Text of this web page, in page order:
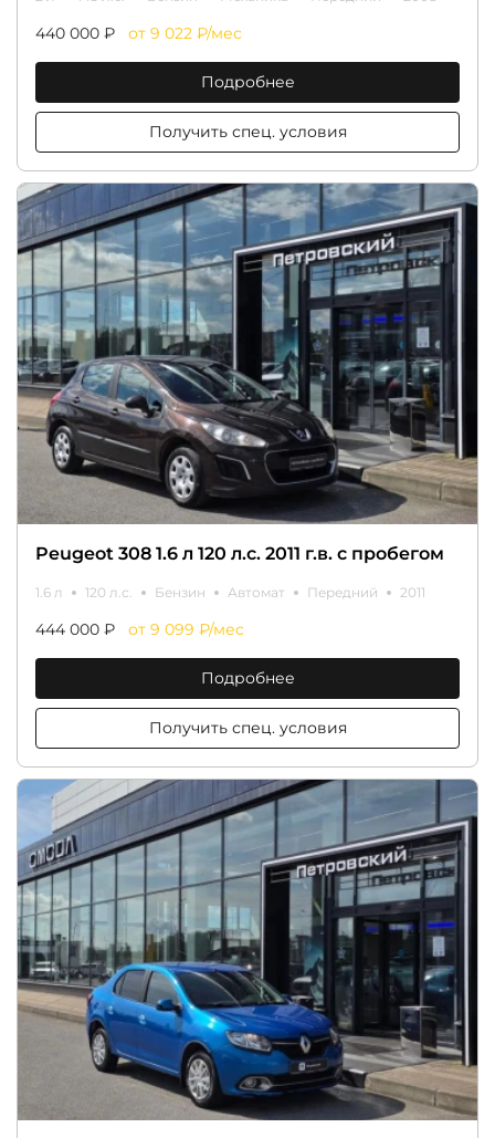
440 000 ₽ от 9 022 ₽/мес
Подробнее
Получить спец. условия
Peugeot 308 1.6 л 120 л.с. 2011 г.в. с пробегом
1.6 л 120 л.с. Бензин Автомат Передний 2011
444 000 ₽ от 9 099 ₽/мес
Подробнее
Получить спец. условия